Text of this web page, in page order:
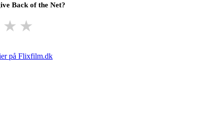
Back of the Net?
★ ★
på Flixfilm.dk